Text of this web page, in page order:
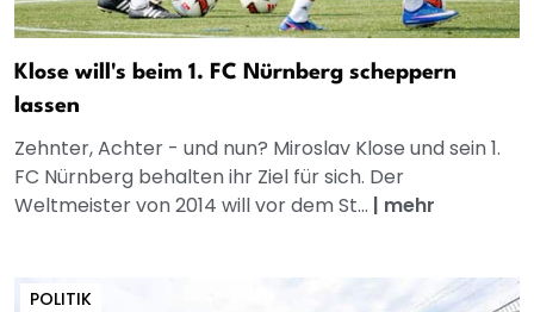
Klose will's beim 1. FC Nürnberg scheppern
lassen
Zehnter, Achter - und nun? Miroslav Klose und sein 1.
FC Nürnberg behalten ihr Ziel für sich. Der
Weltmeister von 2014 will vor dem St... | mehr
POLITIK